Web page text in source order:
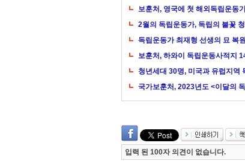
보훈처, 영국에 첫 해외독립운동
2월의 독립운동가, 독립의 불꽃
독립운동가 최재형 선생의 묘 복
보훈처, 하와이 독립운동사적지
청년세대 30명, 미국과 유럽지역
국가보훈처, 2023년도 <이달의
입력 된 100자 의견이 없습니다.